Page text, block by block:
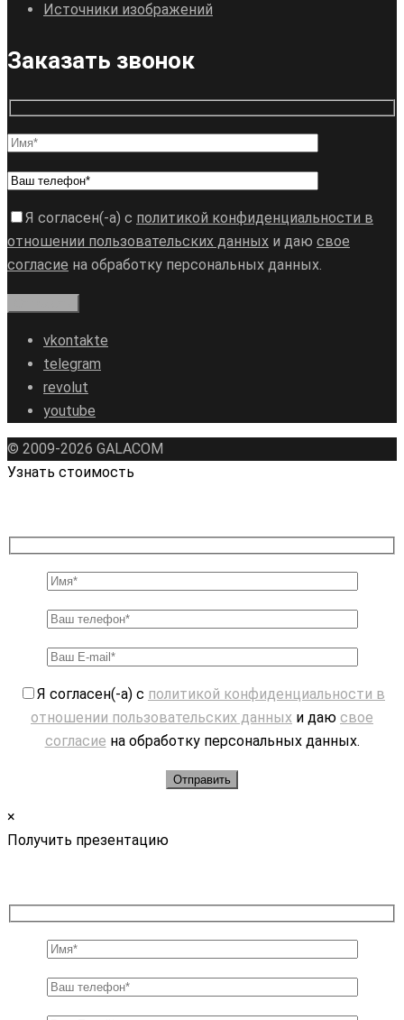
Источники изображений
Заказать звонок
Я согласен(-а) с политикой конфиденциальности в
отношении пользовательских данных и даю свое
согласие на обработку персональных данных.
vkontakte
telegram
revolut
youtube
© 2009-2026 GALAСOM
Узнать стоимость
Я согласен(-а) с политикой конфиденциальности в
отношении пользовательских данных и даю свое
согласие на обработку персональных данных.
×
Получить презентацию